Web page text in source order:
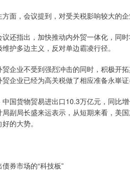
面，会议提到，对受关税影响较大的
议还指出，加快推动内外贸一体化，同
护多边主义，反对单边霸凌行径。
贸企业不受到强烈冲击的同时，积极开
企业已经为高关税做了相应准备永崋
中国货物贸易进出口10.3万亿元，同比
局副局长盛来运表示，从短期来看，美
的大势。
券市场的“科技板”